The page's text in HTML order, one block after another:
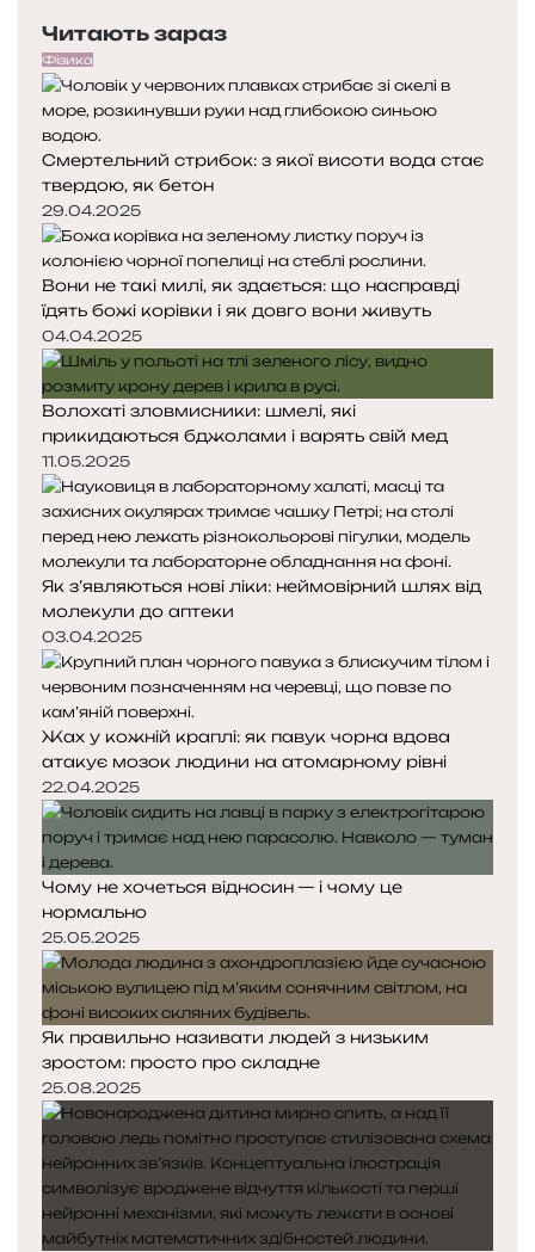
Читають зараз
Фізика
Смертельний стрибок: з якої висоти вода стає
твердою, як бетон
29.04.2025
Вони не такі милі, як здається: що насправді
їдять божі корівки і як довго вони живуть
04.04.2025
Волохаті зловмисники: шмелі, які
прикидаються бджолами і варять свій мед
11.05.2025
Як з’являються нові ліки: неймовірний шлях від
молекули до аптеки
03.04.2025
Жах у кожній краплі: як павук чорна вдова
атакує мозок людини на атомарному рівні
22.04.2025
Чому не хочеться відносин — і чому це
нормально
25.05.2025
Як правильно називати людей з низьким
зростом: просто про складне
25.08.2025